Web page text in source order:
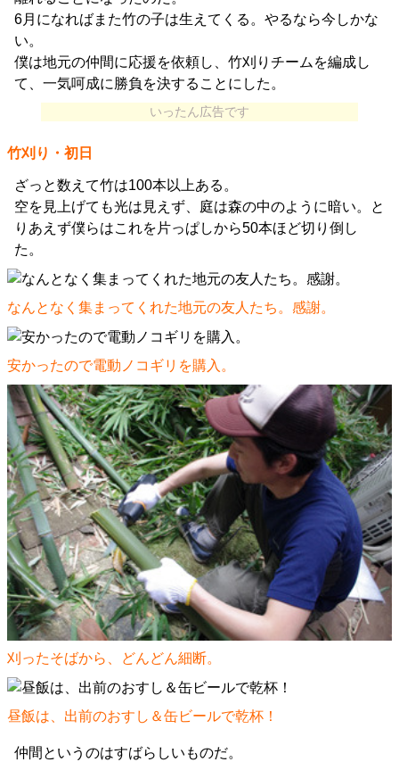
6月になればまた竹の子は生えてくる。やるなら今しかな
い。
僕は地元の仲間に応援を依頼し、竹刈りチームを編成し
て、一気呵成に勝負を決することにした。
いったん広告です
竹刈り・初日
ざっと数えて竹は100本以上ある。
空を見上げても光は見えず、庭は森の中のように暗い。と
りあえず僕らはこれを片っぱしから50本ほど切り倒し
た。
なんとなく集まってくれた地元の友人たち。感謝。
安かったので電動ノコギリを購入。
刈ったそばから、どんどん細断。
昼飯は、出前のおすし＆缶ビールで乾杯！
仲間というのはすばらしいものだ。